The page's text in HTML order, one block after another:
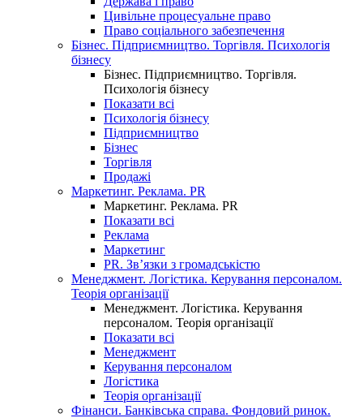
Цивільне процесуальне право
Право соціального забезпечення
Бізнес. Підприємництво. Торгівля. Психологія
бізнесу
Бізнес. Підприємництво. Торгівля.
Психологія бізнесу
Показати всі
Психологія бізнесу
Підприємництво
Бізнес
Торгівля
Продажі
Маркетинг. Реклама. PR
Маркетинг. Реклама. PR
Показати всі
Реклама
Маркетинг
PR. Зв’язки з громадськістю
Менеджмент. Логістика. Керування персоналом.
Теорія організації
Менеджмент. Логістика. Керування
персоналом. Теорія організації
Показати всі
Менеджмент
Керування персоналом
Логістика
Теорія організації
Фінанси. Банківська справа. Фондовий ринок.